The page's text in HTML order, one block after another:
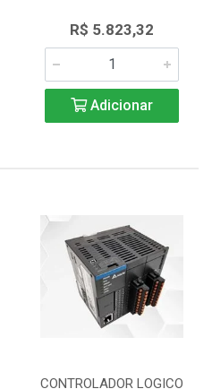
R$ 5.823,32
Adicionar
CONTROLADOR LOGICO